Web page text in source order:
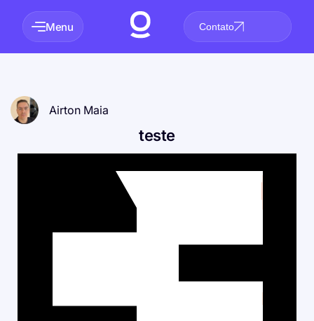
Menu Contato
Airton Maia
teste